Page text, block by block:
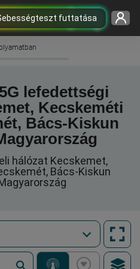
futtatása
lefedettségi
Kecskeméti
Bács-Kiskun
hálózat Kecskemet,
Bács-Kiskun